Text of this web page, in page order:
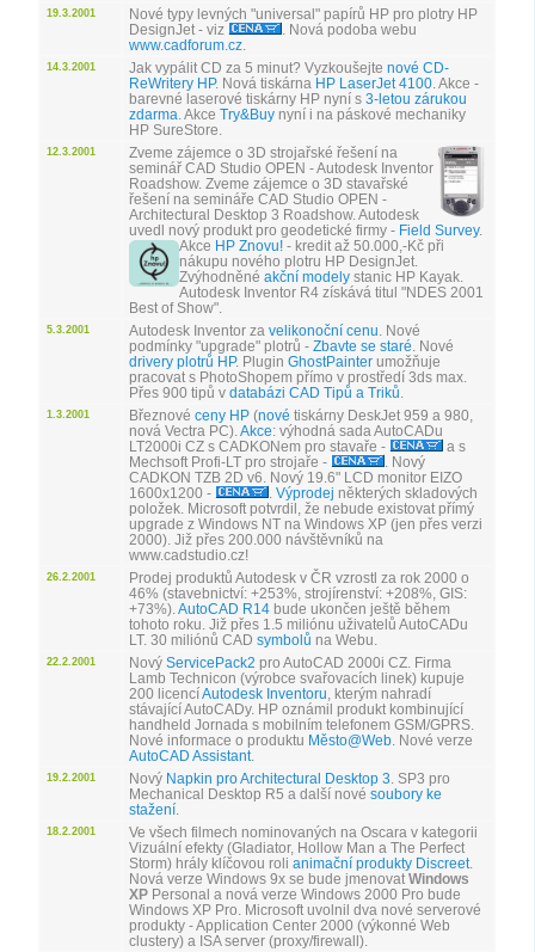
19.3.2001
Nové typy levných "universal" papírů HP pro plotry HP
DesignJet - viz
. Nová podoba webu
www.cadforum.cz
14.3.2001 Jak vypálit CD za 5 minut? Vyzkoušejte nové CD-
ReWritery HP. Nová tiskárna HP LaserJet 4100 . Akce -
barevné laserové tiskárny HP nyní s 3-letou zárukou
zdarma . Akce Try&Buy nyní i na páskové mechaniky
HP SureStore.
12.3.2001
Zveme zájemce o 3D strojařské řešení na
seminář CAD Studio OPEN - Autodesk Inventor
Roadshow. Zveme zájemce o 3D stavařské
řešení na semináře CAD Studio OPEN -
Architectural Desktop 3 Roadshow. Autodesk
uvedl nový produkt pro geodetické firmy - Field Survey.
Akce HP Znovu! - kredit až 50.000,-Kč při
nákupu nového plotru HP DesignJet.
Zvýhodněné akční modely stanic HP Kayak.
Autodesk Inventor R4 získává titul "NDES 2001
Best of Show".
5.3.2001 Autodesk Inventor za velikonoční cenu . Nové
podmínky "upgrade" plotrů - Zbavte se staré . Nové
drivery plotrů HP. Plugin GhostPainter umožňuje
pracovat s PhotoShopem přímo v prostředí 3ds max.
Přes 900 tipů v databázi CAD Tipů a Triků
1.3.2001 Březnové ceny HP (nové tiskárny DeskJet 959 a 980,
nová Vectra PC). Akce: výhodná sada AutoCADu
LT2000i CZ s CADKONem pro stavaře -
a s
Mechsoft Profi-LT pro strojaře -
. Nový
CADKON TZB 2D v6. Nový 19.6" LCD monitor EIZO
1600x1200 -
Výprodej některých skladových
položek. Microsoft potvrdil, že nebude existovat přímý
upgrade z Windows NT na Windows XP (jen přes verzi
2000). Již přes 200.000 návštěvníků na
www.cadstudio.cz!
26.2.2001
Prodej produktů Autodesk v ČR vzrostl za rok 2000 o
46% (stavebnictví: +253%, strojírenství: +208%, GIS:
+73%). AutoCAD R14 bude ukončen ještě během
tohoto roku. Již přes 1.5 miliónu uživatelů AutoCADu
LT. 30 miliónů CAD symbolů na Webu.
22.2.2001 Nový ServicePack2 pro AutoCAD 2000i CZ. Firma
Lamb Technicon (výrobce svařovacích linek) kupuje
200 licencíAutodesk Inventoru , kterým nahradí
stávající AutoCADy. HP oznámil produkt kombinující
handheld Jornada s mobilním telefonem GSM/GPRS.
Nové informace o produktu Město@Web . Nové verze
AutoCAD Assistant.
19.2.2001 Nový Napkin pro Architectural Desktop 3 . SP3 pro
Mechanical Desktop R5 a další nové soubory ke
stažení
18.2.2001
Ve všech filmech nominovaných na Oscara v kategorii
Vizuální efekty (Gladiator, Hollow Man a The Perfect
Storm) hrály klíčovou roli animační produkty Discreet.
Nová verze Windows 9x se bude jmenovat Windows
XP Personal a nová verze Windows 2000 Pro bude
Windows XP Pro. Microsoft uvolnil dva nové serverové
produkty - Application Center 2000 (výkonné Web
clustery) a ISA server (proxy/firewall).